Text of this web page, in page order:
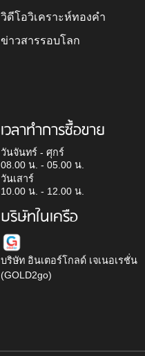
วิดีโอวิเคราะห์ทองคำ
ข่าวสารรอบโลก
เวลาทำการซื้อขาย
วันจันทร์ - ศุกร์
08.00 น. - 05.00 น.
วันเสาร์
10.00 น. - 12.00 น.
บริษัทในเครือ
บริษัท อินเตอร์โกลด์ เจเนอเรชั่น
(GOLD2go)